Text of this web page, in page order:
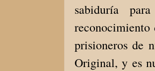
sabiduría
reconocimiento
prisioneros de
Original, y es